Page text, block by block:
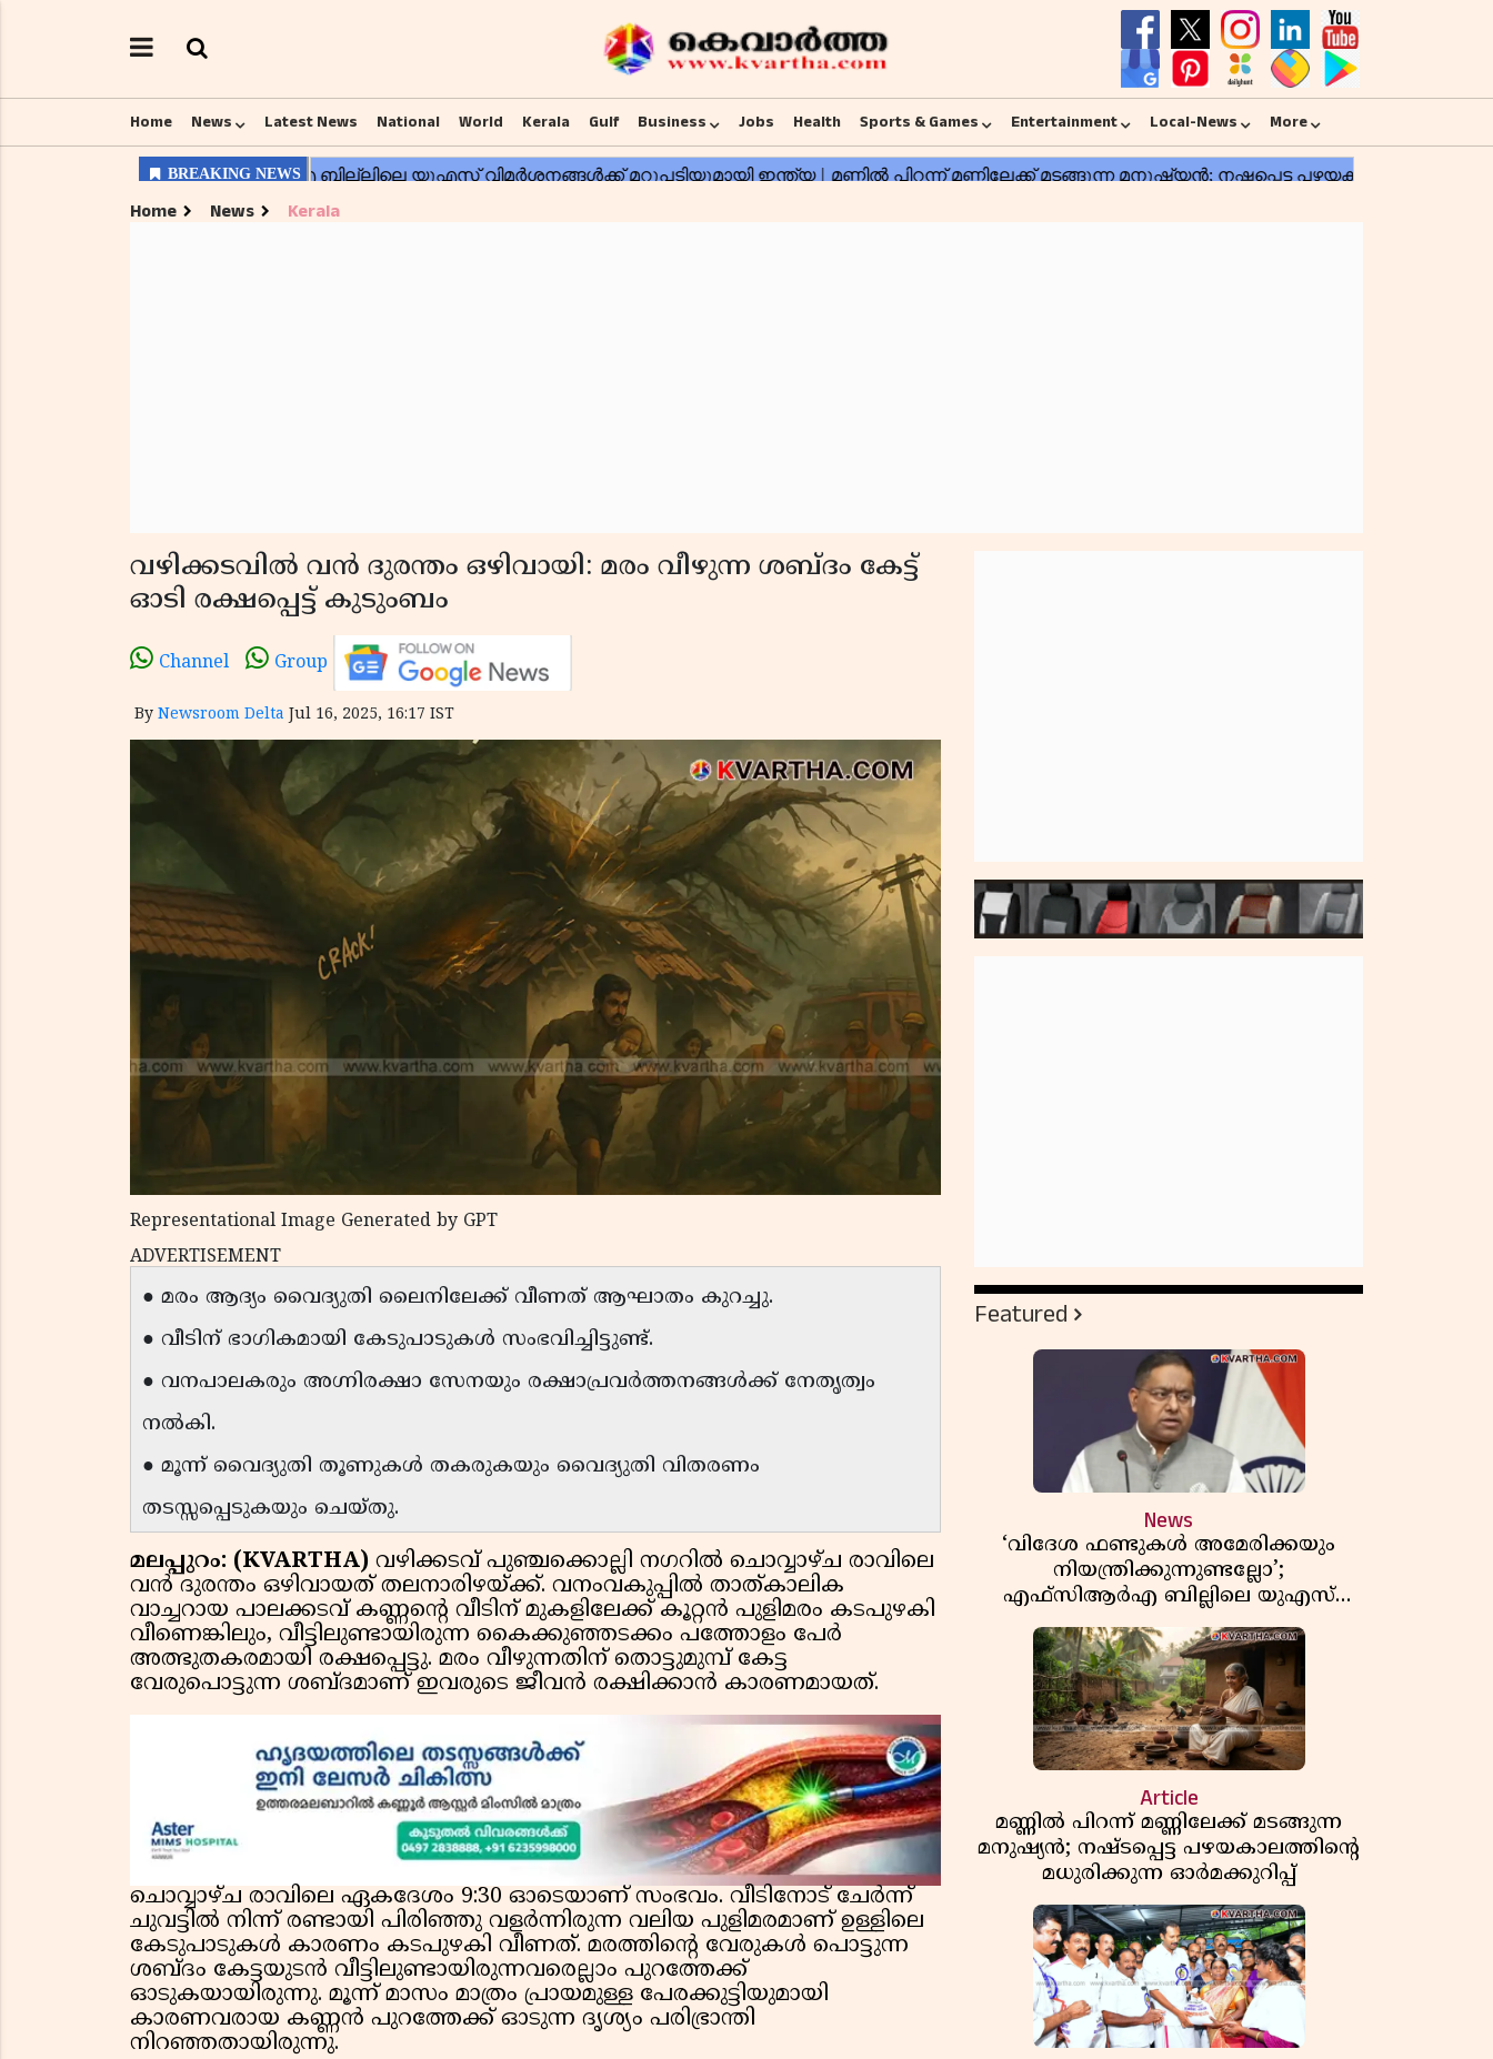
Home News Latest News National World Kerala Gulf Business Jobs Health Sports & Games Entertainment Local-News More
Home News Kerala
വഴിക്കടവിൽ വൻ ദുരന്തം ഒഴിവായി: മരം വീഴുന്ന ശബ്ദം കേട്ട്
ഓടി രക്ഷപ്പെട്ട് കുടുംബം
Channel Group
By Newsroom Delta Jul 16, 2025, 16:17 IST
Representational Image Generated by GPT
ADVERTISEMENT
● മരം ആദ്യം വൈദ്യുതി ലൈനിലേക്ക് വീണത് ആഘാതം കുറച്ചു.
● വീടിന് ഭാഗികമായി കേടുപാടുകൾ സംഭവിച്ചിട്ടുണ്ട്.
● വനപാലകരും അഗ്നിരക്ഷാ സേനയും രക്ഷാപ്രവർത്തനങ്ങൾക്ക് നേതൃത്വം
നൽകി.
● മൂന്ന് വൈദ്യുതി തൂണുകൾ തകരുകയും വൈദ്യുതി വിതരണം
തടസ്സപ്പെടുകയും ചെയ്തു.
മലപ്പുറം: (KVARTHA) വഴിക്കടവ് പുഞ്ചക്കൊല്ലി നഗറിൽ ചൊവ്വാഴ്ച രാവിലെ
വൻ ദുരന്തം ഒഴിവായത് തലനാരിഴയ്ക്ക്. വനംവകുപ്പിൽ താത്കാലിക
വാച്ചറായ പാലക്കടവ് കണ്ണന്റെ വീടിന് മുകളിലേക്ക് കൂറ്റൻ പുളിമരം കടപുഴകി
വീണെങ്കിലും, വീട്ടിലുണ്ടായിരുന്ന കൈക്കുഞ്ഞടക്കം പത്തോളം പേർ
അത്ഭുതകരമായി രക്ഷപ്പെട്ടു. മരം വീഴുന്നതിന് തൊട്ടുമുമ്പ് കേട്ട
വേരുപൊട്ടുന്ന ശബ്ദമാണ് ഇവരുടെ ജീവൻ രക്ഷിക്കാൻ കാരണമായത്.
ചൊവ്വാഴ്ച രാവിലെ ഏകദേശം 9:30 ഓടെയാണ് സംഭവം. വീടിനോട് ചേർന്ന്
ചുവട്ടിൽ നിന്ന് രണ്ടായി പിരിഞ്ഞു വളർന്നിരുന്ന വലിയ പുളിമരമാണ് ഉള്ളിലെ
കേടുപാടുകൾ കാരണം കടപുഴകി വീണത്. മരത്തിന്റെ വേരുകൾ പൊട്ടുന്ന
ശബ്ദം കേട്ടയുടൻ വീട്ടിലുണ്ടായിരുന്നവരെല്ലാം പുറത്തേക്ക്
ഓടുകയായിരുന്നു. മൂന്ന് മാസം മാത്രം പ്രായമുള്ള പേരക്കുട്ടിയുമായി
കാരണവരായ കണ്ണൻ പുറത്തേക്ക് ഓടുന്ന ദൃശ്യം പരിഭ്രാന്തി
നിറഞ്ഞതായിരുന്നു.
Featured
News
‘വിദേശ ഫണ്ടുകൾ അമേരിക്കയും
നിയന്ത്രിക്കുന്നുണ്ടല്ലോ’;
എഫ്സിആർഎ ബില്ലിലെ യുഎസ്
വിമർശനങ്ങൾക്ക് മറുപടിയുമായി ഇന്ത്യ
Article
മണ്ണിൽ പിറന്ന് മണ്ണിലേക്ക് മടങ്ങുന്ന
മനുഷ്യൻ; നഷ്ടപ്പെട്ട പഴയകാലത്തിൻ്റെ
മധുരിക്കുന്ന ഓർമക്കുറിപ്പ്